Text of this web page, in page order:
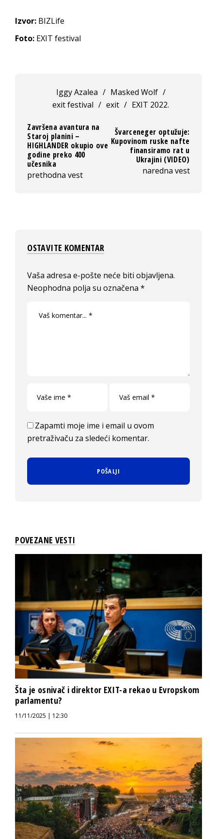
Izvor: BIZLife
Foto: EXIT festival
Iggy Azalea / Masked Wolf /
exit festival / exit / EXIT 2022.
Završena avantura na
Staroj planini –
HIGHLANDER okupio ove
godine preko 400
učesnika
prethodna vest
Švarceneger optužuje:
Kupovinom ruske nafte
finansiramo rat u
Ukrajini (VIDEO)
naredna vest
OSTAVITE KOMENTAR
Vaša adresa e-pošte neće biti objavljena.
Neophodna polja su označena*
Zapamti moje ime i email u ovom
pretraživaču za sledeći komentar.
POVEZANE VESTI
Šta je osnivač i direktor EXIT-a rekao u Evropskom
parlamentu?
11/11/2025 | 12:30